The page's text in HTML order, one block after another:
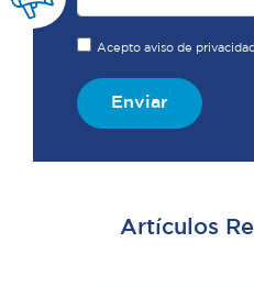
Acepto aviso de privacidad
Enviar
Artículos